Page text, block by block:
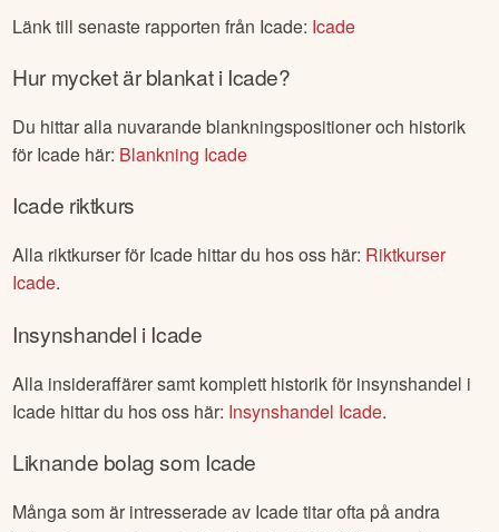
Länk till senaste rapporten från Icade: Icade
Hur mycket är blankat i Icade?
Du hittar alla nuvarande blankningspositioner och historik
för Icade här: Blankning Icade
Icade riktkurs
Alla riktkurser för Icade hittar du hos oss här: Riktkurser
Icade.
Insynshandel i Icade
Alla insideraffärer samt komplett historik för insynshandel i
Icade hittar du hos oss här: Insynshandel Icade.
Liknande bolag som Icade
Många som är intresserade av Icadetitar ofta på andra